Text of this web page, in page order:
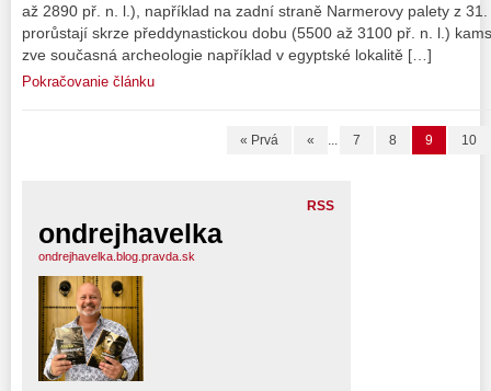
až 2890 př. n. l.), například na zadní straně Narmerovy palety z
prorůstají skrze předdynastickou dobu (5500 až 3100 př. n. l.)
zve současná archeologie například v egyptské lokalitě […]
Pokračovanie článku
« Prvá « ... 7 8 9 10
RSS
ondrejhavelka
ondrejhavelka.blog.pravda.sk